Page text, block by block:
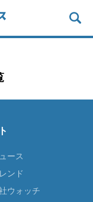
ース
ンド
ウォッチ